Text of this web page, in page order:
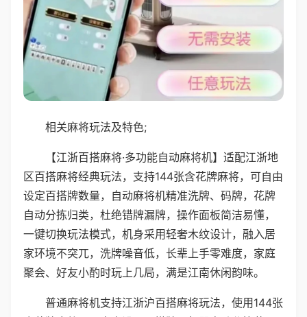
相关麻将玩法及特色;
【江浙百搭麻将·多功能自动麻将机】适配江浙地
区百搭麻将经典玩法，支持144张含花牌麻将，可自由
设定百搭牌数量，自动麻将机精准洗牌、码牌，花牌
自动分拣归类，杜绝错牌漏牌，操作面板简洁易懂，
一键切换玩法模式，机身采用轻奢木纹设计，融入居
家环境不突兀，洗牌噪音低，长辈上手零难度，家庭
聚会、好友小酌时玩上几局，满是江南休闲韵味。
普通麻将机支持江浙沪百搭麻将玩法，使用144张